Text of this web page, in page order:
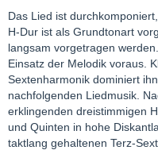
Das Lied ist
H-Dur ist als Grundtonart
langsam vorgetragen
Einsatz der Melodik voraus.
Sextenharmonik dominiert
nachfolgenden Liedmusik.
erklingenden dreistimmigen
und Quinten in hohe
taktlang gehaltenen Terz-